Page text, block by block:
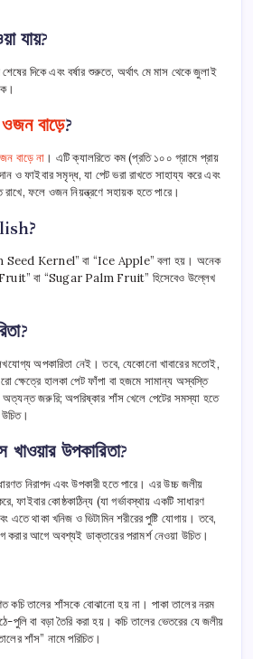
যায়?
দিকে এবং বর্ষার শুরুতে, অর্থাৎ মে মাস থেকে জুলাই
ওজন বাড়ে?
বাড়ে না । এটি ক্যালরিতে কম (প্রতি ১০০ গ্রামে প্রায়
ও ফাইবার সমৃদ্ধ, যা পেট ভরা রাখতে সাহায্য করে এবং
রাখে, ফলে ওজন নিয়ন্ত্রণে সহায়ক হতে পারে।
Seed Kernel” বা “Ice Apple” বলা হয়। অনেক
বা “Sugar Palm Fruit” হিসেবেও উল্লেখ
অপকারিতা নেই। তবে, যেকোনো খাবারের মতোই,
ক্ষেত্রে হালকা পেট ফাঁপা বা হজমে সামান্য অস্বস্তি
অত্যন্ত জরুরি; অপরিষ্কার শাঁস খেলে পেটের সমস্যা হতে
খাওয়ার উপকারিতা?
নিরাপদ এবং উপকারী হতে পারে। এর উচ্চ জলীয়
ফাইবার কোষ্ঠকাঠিন্য (যা গর্ভাবস্থায় একটি সাধারণ
এতে থাকা খনিজ ও ভিটামিন শরীরের পুষ্টি যোগায়। তবে,
করার আগে অবশ্যই ডাক্তারের পরামর্শ নেওয়া উচিত।
কচি তালের শাঁসকে বোঝানো হয় না। পাকা তালের নরম
পুলি বা বড়া তৈরি করা হয়। কচি তালের ভেতরের যে জলীয়
শাঁস” নামে পরিচিত।